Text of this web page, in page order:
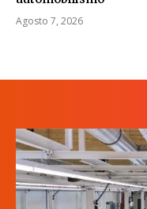
Agosto 7, 2026